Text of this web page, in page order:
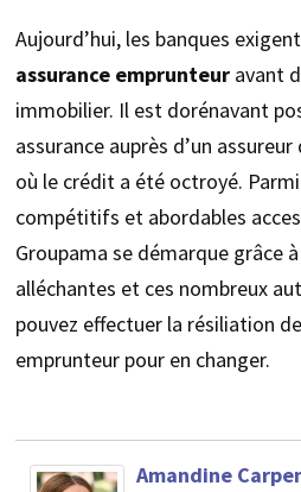
Aujourd’hui, les banques
assurance emprunteuravant
immobilier. Il est dorénavant
assurance auprès d’un
où le crédit a été octroyé.
compétitifs et abordables
Groupama se démarque grâce
alléchantes et ces nombreux
pouvez effectuer la résiliation
emprunteur pour en changer.
Amandine